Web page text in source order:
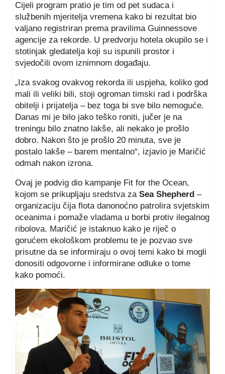
Cijeli program pratio je tim od pet sudaca i
službenih mjeritelja vremena kako bi rezultat bio
valjano registriran prema pravilima Guinnessove
agencije za rekorde. U predvorju hotela okupilo se i
stotinjak gledatelja koji su ispunili prostor i
svjedočili ovom iznimnom događaju.
„Iza svakog ovakvog rekorda ili uspjeha, koliko god
mali ili veliki bili, stoji ogroman timski rad i podrška
obitelji i prijatelja – bez toga bi sve bilo nemoguće.
Danas mi je bilo jako teško roniti, jučer je na
treningu bilo znatno lakše, ali nekako je prošlo
dobro. Nakon što je prošlo 20 minuta, sve je
postalo lakše – barem mentalno“, izjavio je Maričić
odmah nakon izrona.
Ovaj je podvig dio kampanje Fit for the Ocean,
kojom se prikupljaju sredstva za Sea Shepherd –
organizaciju čija flota danonoćno patrolira svjetskim
oceanima i pomaže vladama u borbi protiv ilegalnog
ribolova. Maričić je istaknuo kako je riječ o
gorućem ekološkom problemu te je pozvao sve
prisutne da se informiraju o ovoj temi kako bi mogli
donositi odgovorne i informirane odluke o tome
kako pomoći.